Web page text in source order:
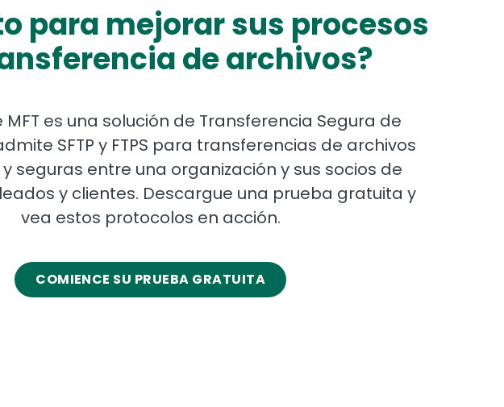
para mejorar sus procesos
de archivos?
MFT es una solución de Transferencia Segura de
SFTP y FTPS para transferencias de archivos
seguras entre una organización y sus socios de
y clientes. Descargue una prueba gratuita y
vea estos protocolos en acción.
COMIENCE SU PRUEBA GRATUITA